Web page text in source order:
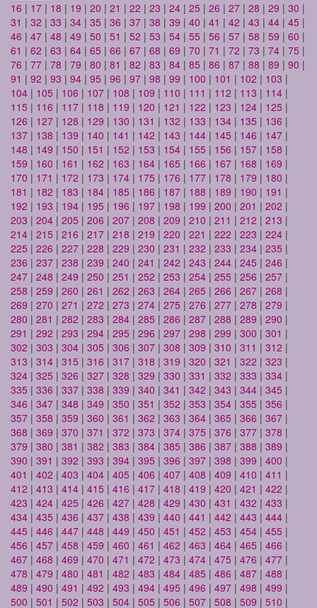
16 | 17 | 18 | 19 | 20 | 21 | 22 | 23 | 24 | 25 | 26 | 27 | 28 | 29 | 30 |
31 | 32 | 33 | 34 | 35 | 36 | 37 | 38 | 39 | 40 | 41 | 42 | 43 | 44 | 45 |
46 | 47 | 48 | 49 | 50 | 51 | 52 | 53 | 54 | 55 | 56 | 57 | 58 | 59 | 60 |
61 | 62 | 63 | 64 | 65 | 66 | 67 | 68 | 69 | 70 | 71 | 72 | 73 | 74 | 75 |
76 | 77 | 78 | 79 | 80 | 81 | 82 | 83 | 84 | 85 | 86 | 87 | 88 | 89 | 90 |
91 | 92 | 93 | 94 | 95 | 96 | 97 | 98 | 99 | 100 | 101 | 102 | 103 |
104 | 105 | 106 | 107 | 108 | 109 | 110 | 111 | 112 | 113 | 114 |
115 | 116 | 117 | 118 | 119 | 120 | 121 | 122 | 123 | 124 | 125 |
126 | 127 | 128 | 129 | 130 | 131 | 132 | 133 | 134 | 135 | 136 |
137 | 138 | 139 | 140 | 141 | 142 | 143 | 144 | 145 | 146 | 147 |
148 | 149 | 150 | 151 | 152 | 153 | 154 | 155 | 156 | 157 | 158 |
159 | 160 | 161 | 162 | 163 | 164 | 165 | 166 | 167 | 168 | 169 |
170 | 171 | 172 | 173 | 174 | 175 | 176 | 177 | 178 | 179 | 180 |
181 | 182 | 183 | 184 | 185 | 186 | 187 | 188 | 189 | 190 | 191 |
192 | 193 | 194 | 195 | 196 | 197 | 198 | 199 | 200 | 201 | 202 |
203 | 204 | 205 | 206 | 207 | 208 | 209 | 210 | 211 | 212 | 213 |
214 | 215 | 216 | 217 | 218 | 219 | 220 | 221 | 222 | 223 | 224 |
225 | 226 | 227 | 228 | 229 | 230 | 231 | 232 | 233 | 234 | 235 |
236 | 237 | 238 | 239 | 240 | 241 | 242 | 243 | 244 | 245 | 246 |
247 | 248 | 249 | 250 | 251 | 252 | 253 | 254 | 255 | 256 | 257 |
258 | 259 | 260 | 261 | 262 | 263 | 264 | 265 | 266 | 267 | 268 |
269 | 270 | 271 | 272 | 273 | 274 | 275 | 276 | 277 | 278 | 279 |
280 | 281 | 282 | 283 | 284 | 285 | 286 | 287 | 288 | 289 | 290 |
291 | 292 | 293 | 294 | 295 | 296 | 297 | 298 | 299 | 300 | 301 |
302 | 303 | 304 | 305 | 306 | 307 | 308 | 309 | 310 | 311 | 312 |
313 | 314 | 315 | 316 | 317 | 318 | 319 | 320 | 321 | 322 | 323 |
324 | 325 | 326 | 327 | 328 | 329 | 330 | 331 | 332 | 333 | 334 |
335 | 336 | 337 | 338 | 339 | 340 | 341 | 342 | 343 | 344 | 345 |
346 | 347 | 348 | 349 | 350 | 351 | 352 | 353 | 354 | 355 | 356 |
357 | 358 | 359 | 360 | 361 | 362 | 363 | 364 | 365 | 366 | 367 |
368 | 369 | 370 | 371 | 372 | 373 | 374 | 375 | 376 | 377 | 378 |
379 | 380 | 381 | 382 | 383 | 384 | 385 | 386 | 387 | 388 | 389 |
390 | 391 | 392 | 393 | 394 | 395 | 396 | 397 | 398 | 399 | 400 |
401 | 402 | 403 | 404 | 405 | 406 | 407 | 408 | 409 | 410 | 411 |
412 | 413 | 414 | 415 | 416 | 417 | 418 | 419 | 420 | 421 | 422 |
423 | 424 | 425 | 426 | 427 | 428 | 429 | 430 | 431 | 432 | 433 |
434 | 435 | 436 | 437 | 438 | 439 | 440 | 441 | 442 | 443 | 444 |
445 | 446 | 447 | 448 | 449 | 450 | 451 | 452 | 453 | 454 | 455 |
456 | 457 | 458 | 459 | 460 | 461 | 462 | 463 | 464 | 465 | 466 |
467 | 468 | 469 | 470 | 471 | 472 | 473 | 474 | 475 | 476 | 477 |
478 | 479 | 480 | 481 | 482 | 483 | 484 | 485 | 486 | 487 | 488 |
489 | 490 | 491 | 492 | 493 | 494 | 495 | 496 | 497 | 498 | 499 |
500 | 501 | 502 | 503 | 504 | 505 | 506 | 507 | 508 | 509 | 510 |